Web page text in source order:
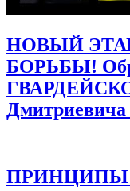
НОВЫЙ
БОРЬБЫ!
Дмитриевича
ПРИНЦИПЫ